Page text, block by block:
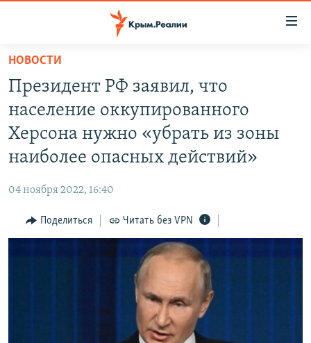
Вернуться
основному
содержанию
Вернутся
главной
Вернутся
поиску
СПЕЦПРОЕКТЫ
КАРТА ВОЕННЫХ ОБЪЕКТОВ КРЫМА
ВОДА
ИСТОРИЯ
ИНТЕРАКТИВ
ИНФОГРАФИКА
СОВЕТЫ ПРАВОЗАЩИТНИКОВ
РАДІО СВОБОДА
КАК ОБОЙТИ БЛОКИРОВКУ
НОВОСТИ
Президент РФ заявил, что
население оккупированного
Херсона нужно «убрать из зоны
наиболее опасных действий»
04 ноября 2022, 16:40
Поделиться Читать без VPN